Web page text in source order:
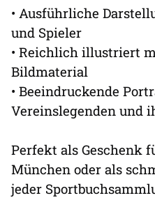
• Ausführliche
und Spieler
• Reichlich illustriert
Bildmaterial
• Beeindruckende
Vereinslegenden und
Perfekt als Geschenk
München oder als
jeder